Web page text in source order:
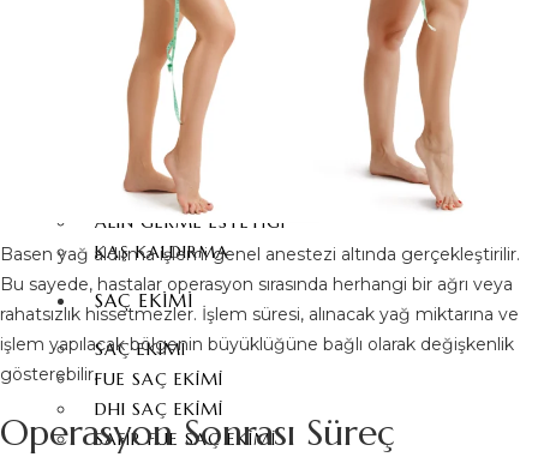
FOX EYES
GÖZ KAPAĞI ESTETIĞI
BIŞEKTOMI
BURUN UCU KALDIRMA
MEZOTERAPI
KEPÇE KULAK ESTETIĞI
YÜZ YAĞ ENJEKSIYONU
ALIN GERME ESTETIĞI
KAŞ KALDIRMA
SAÇ EKIMI
SAÇ EKIMI
FUE SAÇ EKIMI
DHI SAÇ EKIMI
SAFIR FUE SAÇ EKIMI
Basen yağ aldırma işlemi genel anestezi altında gerçekleştirilir.
Bu sayede, hastalar operasyon sırasında herhangi bir ağrı veya
rahatsızlık hissetmezler. İşlem süresi, alınacak yağ miktarına ve
işlem yapılacak bölgenin büyüklüğüne bağlı olarak değişkenlik
gösterebilir.
Operasyon Sonrası Süreç